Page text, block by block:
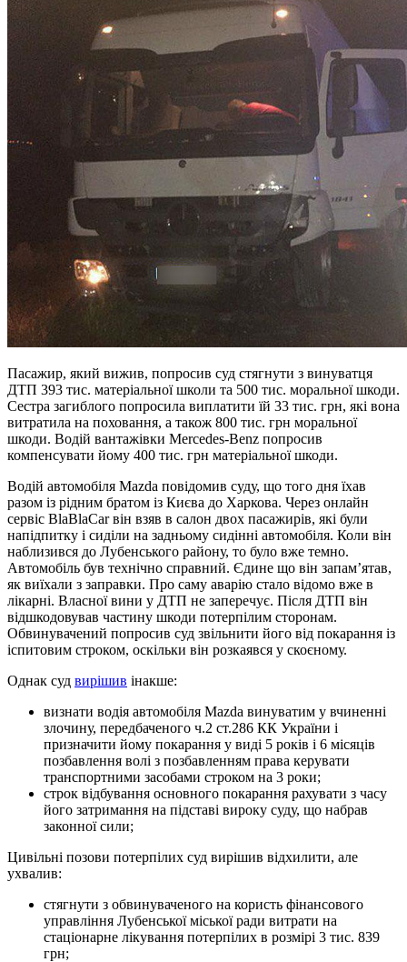
Пасажир, який вижив, попросив суд стягнути з винуватця
ДТП 393 тис. матеріальної школи та 500 тис. моральної шкоди.
Сестра загиблого попросила виплатити їй 33 тис. грн, які вона
витратила на поховання, а також 800 тис. грн моральної
шкоди. Водій вантажівки Mercedes-Benz попросив
компенсувати йому 400 тис. грн матеріальної шкоди.
Водій автомобіля Mazda повідомив суду, що того дня їхав
разом із рідним братом із Києва до Харкова. Через онлайн
сервіс BlaBlaCar він взяв в салон двох пасажирів, які були
напідпитку і сиділи на задньому сидінні автомобіля. Коли він
наблизився до Лубенського району, то було вже темно.
Автомобіль був технічно справний. Єдине що він запам’ятав,
як виїхали з заправки. Про саму аварію стало відомо вже в
лікарні. Власної вини у ДТП не заперечує. Після ДТП він
відшкодовував частину шкоди потерпілим сторонам.
Обвинувачений попросив суд звільнити його від покарання із
іспитовим строком, оскільки він розкаявся у скоєному.
Однак суд вирішив інакше:
визнати водія автомобіля Mazda винуватим у вчиненні
злочину, передбаченого ч.2 ст.286 КК України і
призначити йому покарання у виді 5 років і 6 місяців
позбавлення волі з позбавленням права керувати
транспортними засобами строком на 3 роки;
строк відбування основного покарання рахувати з часу
його затримання на підставі вироку суду, що набрав
законної сили;
Цивільні позови потерпілих суд вирішив відхилити, але
ухвалив:
стягнути з обвинуваченого на користь фінансового
управління Лубенської міської ради витрати на
стаціонарне лікування потерпілих в розмірі 3 тис. 839
грн;